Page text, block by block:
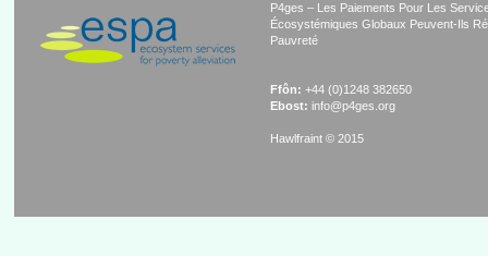
P4ges – Les Paiements Pour Les
Écosystémiques Globaux Peuvent-Ils
Pauvreté
Ffôn: +44 (0)1248 382650
Ebost: info@p4ges.org
Hawlfraint © 2015